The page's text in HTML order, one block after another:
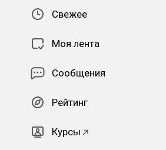
Свежее
Моя лента
Сообщения
Рейтинг
Курсы